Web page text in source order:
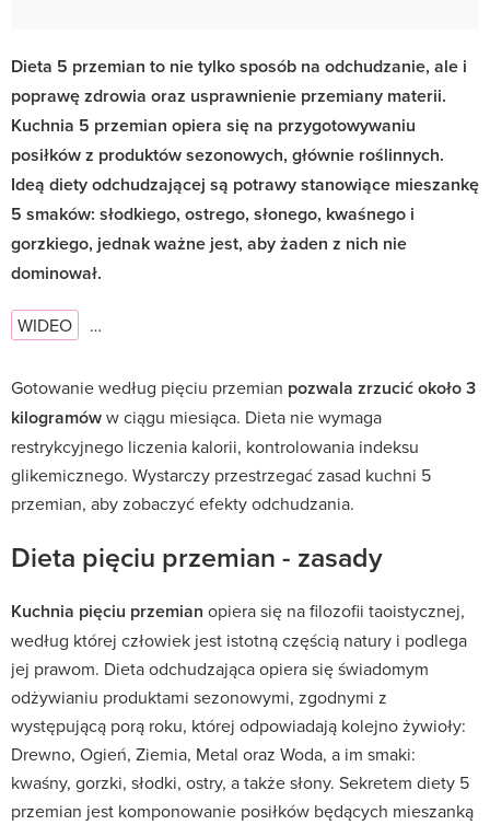
Dieta 5 przemian to nie tylko sposób na odchudzanie, ale i
poprawę zdrowia oraz usprawnienie przemiany materii.
Kuchnia 5 przemian opiera się na przygotowywaniu
posiłków z produktów sezonowych, głównie roślinnych.
Ideą diety odchudzającej są potrawy stanowiące mieszankę
5 smaków: słodkiego, ostrego, słonego, kwaśnego i
gorzkiego, jednak ważne jest, aby żaden z nich nie
dominował.
WIDEO …
Gotowanie według pięciu przemian pozwala zrzucić około 3
kilogramóww ciągu miesiąca. Dieta nie wymaga
restrykcyjnego liczenia kalorii, kontrolowania indeksu
glikemicznego. Wystarczy przestrzegać zasad kuchni 5
przemian, aby zobaczyć efekty odchudzania.
Dieta pięciu przemian - zasady
Kuchnia pięciu przemian opiera się na filozofii taoistycznej,
według której człowiek jest istotną częścią natury i podlega
jej prawom. Dieta odchudzająca opiera się świadomym
odżywianiu produktami sezonowymi, zgodnymi z
występującą porą roku, której odpowiadają kolejno żywioły:
Drewno, Ogień, Ziemia, Metal oraz Woda, a im smaki:
kwaśny, gorzki, słodki, ostry, a także słony. Sekretem diety 5
przemian jest komponowanie posiłków będących mieszanką